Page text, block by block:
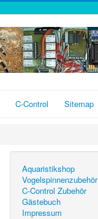
C-Control Sitemap
Aquaristikshop
Vogelspinnenzubehör
C-Control Zubehör
Gästebuch
Impressum